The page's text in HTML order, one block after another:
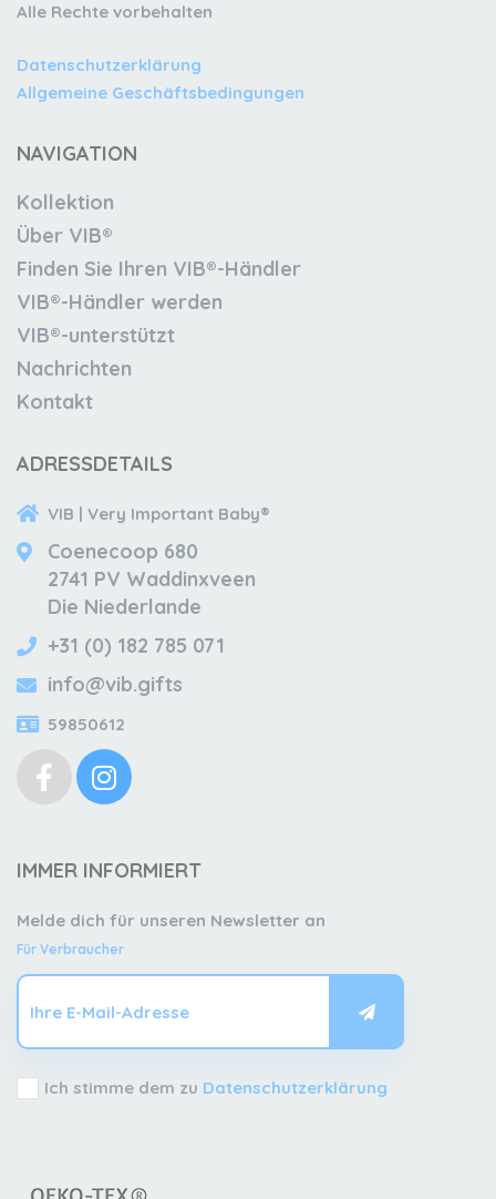
Alle Rechte vorbehalten
Datenschutzerklärung
Allgemeine Geschäftsbedingungen
NAVIGATION
Kollektion
Über VIB®
Finden Sie Ihren VIB®-Händler
VIB®-Händler werden
VIB®-unterstützt
Nachrichten
Kontakt
ADRESSDETAILS
VIB | Very Important Baby®
Coenecoop 680
2741 PV Waddinxveen
Die Niederlande
+31 (0) 182 785 071
info@vib.gifts
59850612
IMMER INFORMIERT
Melde dich für unseren Newsletter an
Für Verbraucher
Ich stimme dem zu Datenschutzerklärung